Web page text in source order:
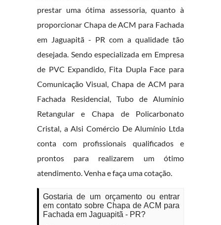
prestar uma ótima assessoria, quanto à
proporcionar Chapa de ACM para Fachada
em Jaguapitã - PR com a qualidade tão
desejada. Sendo especializada em Empresa
de PVC Expandido, Fita Dupla Face para
Comunicação Visual, Chapa de ACM para
Fachada Residencial, Tubo de Alumínio
Retangular e Chapa de Policarbonato
Cristal, a Alsi Comércio De Alumínio Ltda
conta com profissionais qualificados e
prontos para realizarem um ótimo
atendimento. Venha e faça uma cotação.
Gostaria de um orçamento ou entrar
em contato sobre Chapa de ACM para
Fachada em Jaguapitã - PR?